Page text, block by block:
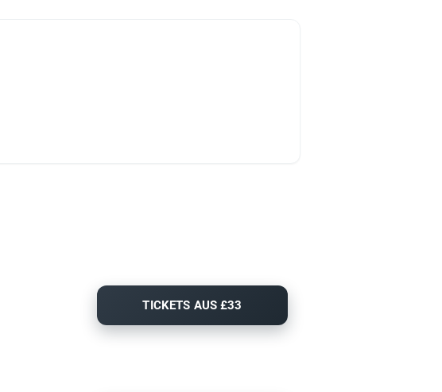
TICKETS AUS £33